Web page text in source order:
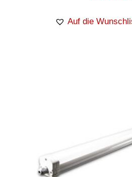
Auf die